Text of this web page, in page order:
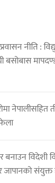
नीति :
बसोबास
नेपालीसहित
बनाउन विदेशी
जापानको संयुक्त